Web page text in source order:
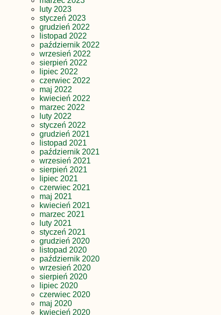
luty 2023
styczeń 2023
grudzień 2022
listopad 2022
październik 2022
wrzesień 2022
sierpień 2022
lipiec 2022
czerwiec 2022
maj 2022
kwiecień 2022
marzec 2022
luty 2022
styczeń 2022
grudzień 2021
listopad 2021
październik 2021
wrzesień 2021
sierpień 2021
lipiec 2021
czerwiec 2021
maj 2021
kwiecień 2021
marzec 2021
luty 2021
styczeń 2021
grudzień 2020
listopad 2020
październik 2020
wrzesień 2020
sierpień 2020
lipiec 2020
czerwiec 2020
maj 2020
kwiecień 2020